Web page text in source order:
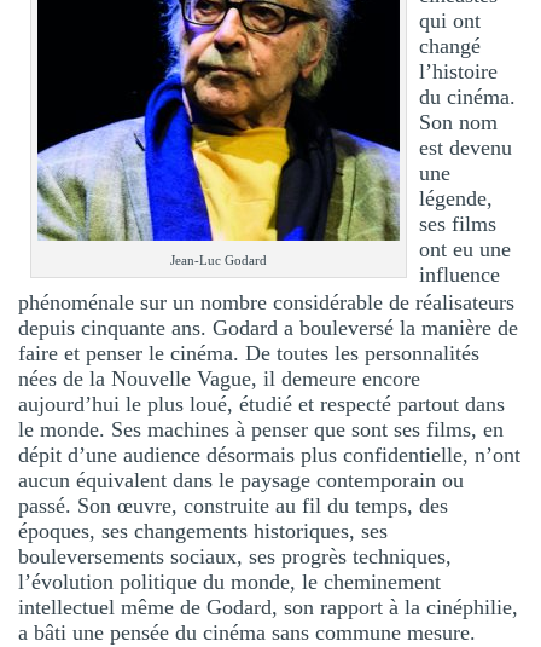
Jean-Luc Godard
qui ont
changé
l’histoire
du cinéma.
Son nom
est devenu
une
légende,
ses films
ont eu une
influence
phénoménale sur un nombre considérable de réalisateurs
depuis cinquante ans. Godard a bouleversé la manière de
faire et penser le cinéma. De toutes les personnalités
nées de la Nouvelle Vague, il demeure encore
aujourd’hui le plus loué, étudié et respecté partout dans
le monde. Ses machines à penser que sont ses films, en
dépit d’une audience désormais plus confidentielle, n’ont
aucun équivalent dans le paysage contemporain ou
passé. Son œuvre, construite au fil du temps, des
époques, ses changements historiques, ses
bouleversements sociaux, ses progrès techniques,
l’évolution politique du monde, le cheminement
intellectuel même de Godard, son rapport à la cinéphilie,
a bâti une pensée du cinéma sans commune mesure.